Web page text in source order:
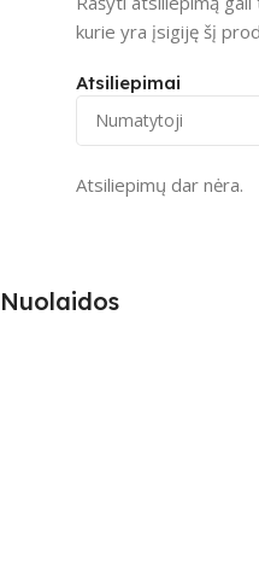
Atsiliepimai
Atsiliepimų dar nėra.
kurie yra įsigiję šį
Nuolaidos